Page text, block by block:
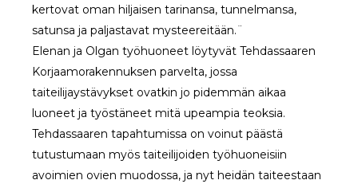
kertovat oman hiljaisen tarinansa, tunnelmansa,
satunsa ja paljastavat mysteereitään.¨
Elenan ja Olgan työhuoneet löytyvät Tehdassaaren
Korjaamorakennuksen parvelta, jossa
taiteilijaystävykset ovatkin jo pidemmän aikaa
luoneet ja työstäneet mitä upeampia teoksia.
Tehdassaaren tapahtumissa on voinut päästä
tutustumaan myös taiteilijoiden työhuoneisiin
avoimien ovien muodossa, ja nyt heidän taiteestaan